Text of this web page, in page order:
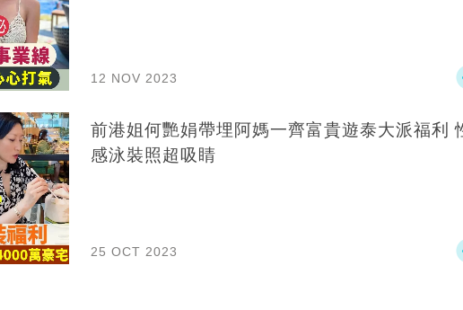
12 NOV 2023
前港姐何艷娟帶埋阿媽一齊富貴遊泰大派福利
感泳裝照超吸睛
25 OCT 2023